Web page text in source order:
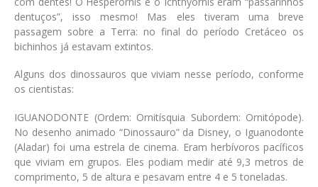
dentuços”, isso mesmo! Mas eles tiveram uma breve
passagem sobre a Terra: no final do período Cretáceo os
bichinhos já estavam extintos.
Alguns dos dinossauros que viviam nesse período, conforme
os cientistas:
IGUANODONTE (Ordem: Ornitísquia Subordem: Ornitópode).
No desenho animado “Dinossauro” da Disney, o Iguanodonte
(Aladar) foi uma estrela de cinema. Eram herbívoros pacíficos
que viviam em grupos. Eles podiam medir até 9,3 metros de
comprimento, 5 de altura e pesavam entre 4 e 5 toneladas.